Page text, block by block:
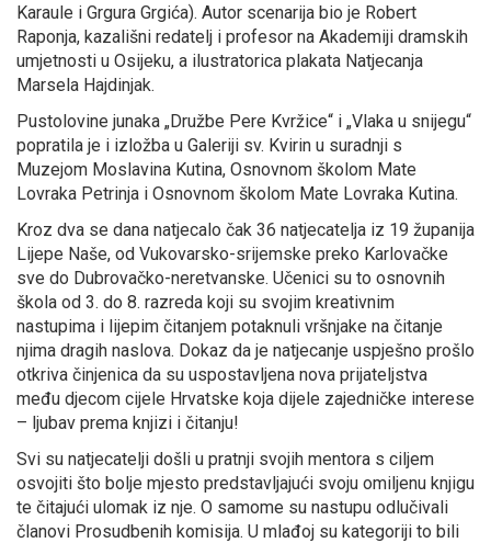
Karaule i Grgura Grgića). Autor scenarija bio je Robert
Raponja, kazališni redatelj i profesor na Akademiji dramskih
umjetnosti u Osijeku, a ilustratorica plakata Natjecanja
Marsela Hajdinjak.
Pustolovine junaka „Družbe Pere Kvržice“ i „Vlaka u snijegu“
popratila je i izložba u Galeriji sv. Kvirin u suradnji s
Muzejom Moslavina Kutina, Osnovnom školom Mate
Lovraka Petrinja i Osnovnom školom Mate Lovraka Kutina.
Kroz dva se dana natjecalo čak 36 natjecatelja iz 19 županija
Lijepe Naše, od Vukovarsko-srijemske preko Karlovačke
sve do Dubrovačko-neretvanske. Učenici su to osnovnih
škola od 3. do 8. razreda koji su svojim kreativnim
nastupima i lijepim čitanjem potaknuli vršnjake na čitanje
njima dragih naslova. Dokaz da je natjecanje uspješno prošlo
otkriva činjenica da su uspostavljena nova prijateljstva
među djecom cijele Hrvatske koja dijele zajedničke interese
– ljubav prema knjizi i čitanju!
Svi su natjecatelji došli u pratnji svojih mentora s ciljem
osvojiti što bolje mjesto predstavljajući svoju omiljenu knjigu
te čitajući ulomak iz nje. O samome su nastupu odlučivali
članovi Prosudbenih komisija. U mlađoj su kategoriji to bili